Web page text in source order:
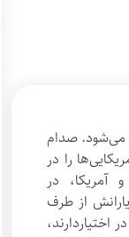
می‌شود. صدام
را در
آمریکا، در
و یارانش از طرف
اختیاردارند،